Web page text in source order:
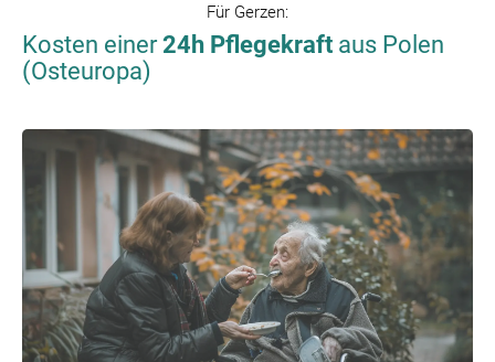
Für Gerzen:
Kosten einer24h Pflegekraft aus Polen
(Osteuropa)